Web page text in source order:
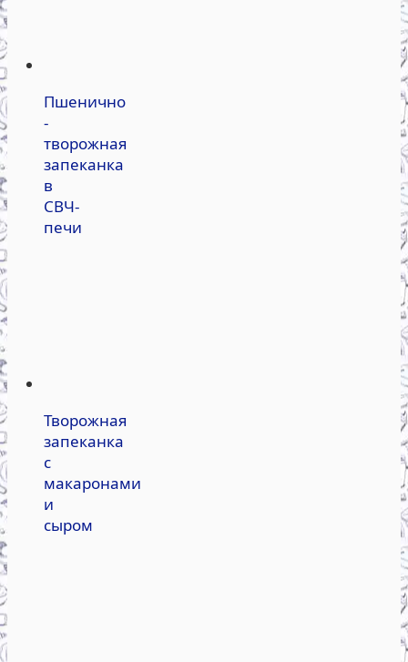
Пшенично
-
творожная
запеканка
в
СВЧ-
печи
Творожная
запеканка
с
макаронами
и
сыром